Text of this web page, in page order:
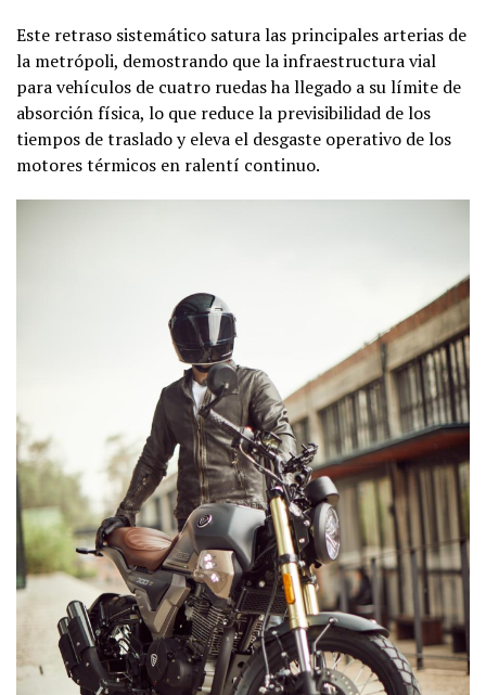
Este retraso sistemático satura las principales arterias de
la metrópoli, demostrando que la infraestructura vial
para vehículos de cuatro ruedas ha llegado a su límite de
absorción física, lo que reduce la previsibilidad de los
tiempos de traslado y eleva el desgaste operativo de los
motores térmicos en ralentí continuo.